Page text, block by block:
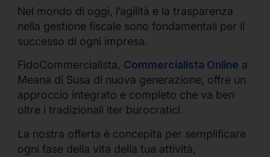
Nel mondo di oggi, l’agilità e la trasparenza
nella gestione fiscale sono fondamentali per il
successo di ogni impresa.
FidoCommercialista, Commercialista Online a
Meana di Susa di nuova generazione, offre un
approccio integrato e completo che va ben
oltre i tradizionali iter burocratici.
La nostra offerta è concepita per semplificare
ogni fase della vita della tua attività,